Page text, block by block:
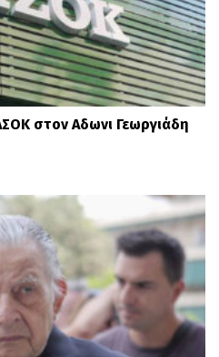
στον Αδωνι Γεωργιάδη